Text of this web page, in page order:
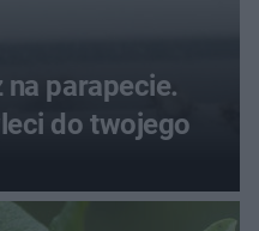
na parapecie.
do twojego